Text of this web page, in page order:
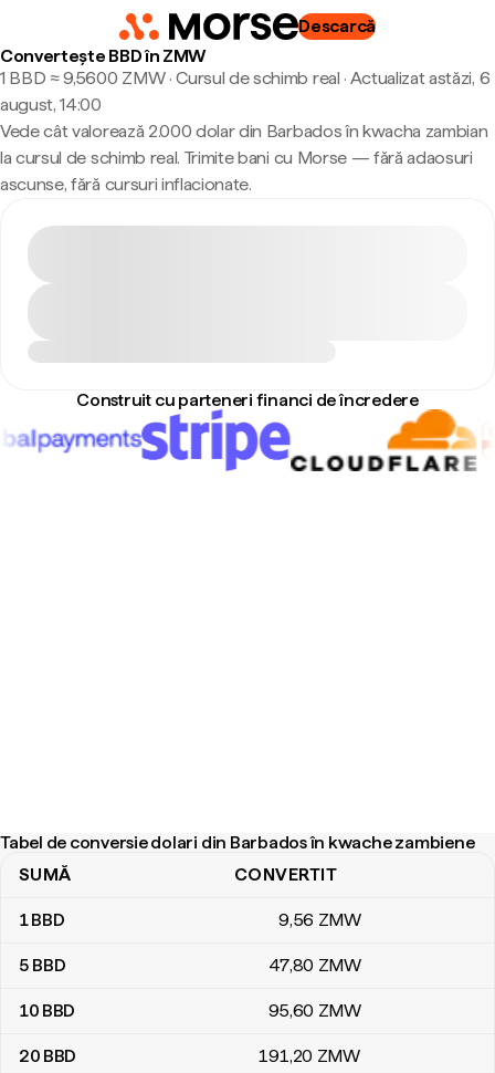
Descarcă
Convertește BBD în ZMW
1 BBD ≈ 9,5600 ZMW · Cursul de schimb real · Actualizat astăzi, 6
august, 14:00
Vede cât valorează 2.000 dolar din Barbados în kwacha zambian
la cursul de schimb real. Trimite bani cu Morse — fără adaosuri
ascunse, fără cursuri inflacionate.
Construit cu parteneri financi de încredere
Tabel de conversie dolari din Barbados în kwache zambiene
Tabel de conversie dolari din Barbados în kwache zambiene
SUMĂ CONVERTIT
1BBD 9,56 ZMW
5 BBD 47,80 ZMW
10 BBD 95,60 ZMW
20 BBD 191,20 ZMW